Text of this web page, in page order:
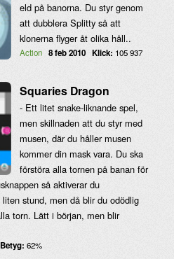
eld på banorna. Du styr genom
att dubblera Splitty så att
klonerna flyger åt olika håll..
Action 8 feb 2010 Klick: 105 937
Squaries Dragon
- Ett litet snake-liknande spel,
men skillnaden att du styr med
musen, där du håller musen
kommer din mask vara. Du ska
förstöra alla tornen på banan för
så aktiverar du
stund, men då blir du odödlig
torn. Lätt i början, men blir
Betyg: 62%